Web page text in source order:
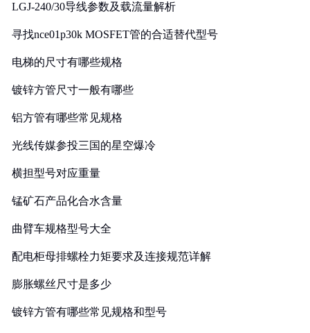
LGJ-240/30导线参数及载流量解析
寻找nce01p30k MOSFET管的合适替代型号
电梯的尺寸有哪些规格
镀锌方管尺寸一般有哪些
铝方管有哪些常见规格
光线传媒参投三国的星空爆冷
横担型号对应重量
锰矿石产品化合水含量
曲臂车规格型号大全
配电柜母排螺栓力矩要求及连接规范详解
膨胀螺丝尺寸是多少
镀锌方管有哪些常见规格和型号